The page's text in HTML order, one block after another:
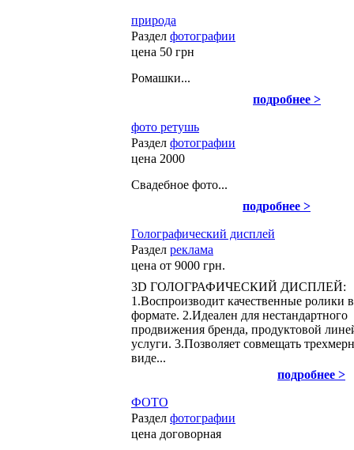
природа
Раздел фотографии
цена 50 грн
Ромашки...
подробнее >
фото ретушь
Раздел фотографии
цена 2000
Свадебное фото...
подробнее >
Голографический дисплей
Раздел реклама
цена от 9000 грн.
3D ГОЛОГРАФИЧЕСКИЙ ДИСПЛЕЙ:
1.Воспроизводит качественные ролики
формате. 2.Идеален для нестандартного
продвижения бренда, продуктовой
услуги. 3.Позволяет совмещать
виде...
подробнее >
ФОТО
Раздел фотографии
цена договорная